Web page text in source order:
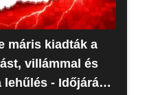
máris kiadták a
villámmal és
lehűlés - Időjárás-